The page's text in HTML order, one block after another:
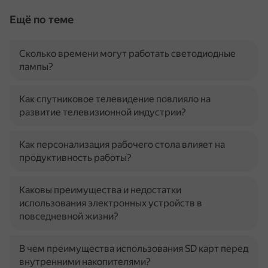
Ещё по теме
Сколько времени могут работать светодиодные
лампы?
Как спутниковое телевидение повлияло на
развитие телевизионной индустрии?
Как персонализация рабочего стола влияет на
продуктивность работы?
Каковы преимущества и недостатки
использования электронных устройств в
повседневной жизни?
В чем преимущества использования SD карт перед
внутренними накопителями?